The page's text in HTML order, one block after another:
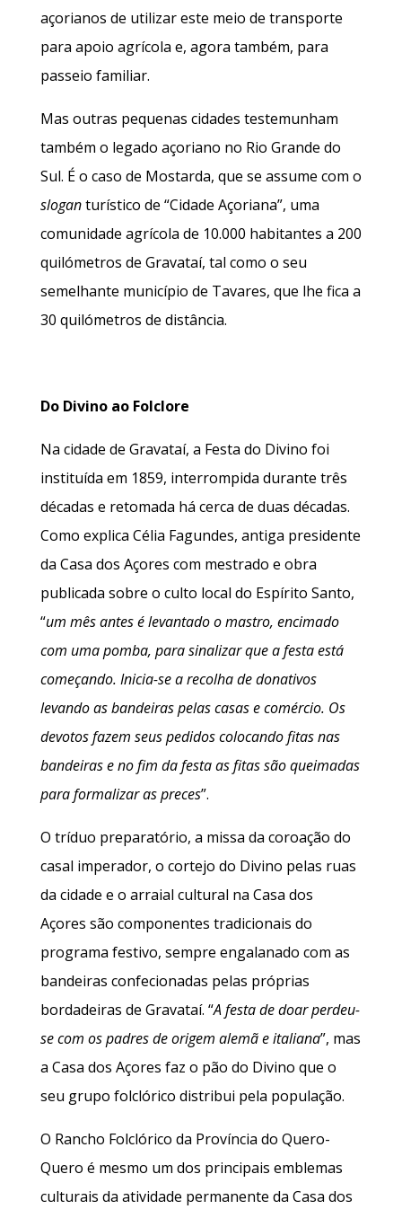
açorianos de utilizar este meio de transporte
para apoio agrícola e, agora também, para
passeio familiar.
Mas outras pequenas cidades testemunham
também o legado açoriano no Rio Grande do
Sul. É o caso de Mostarda, que se assume com o
sloganturístico de “Cidade Açoriana”, uma
comunidade agrícola de 10.000 habitantes a 200
quilómetros de Gravataí, tal como o seu
semelhante município de Tavares, que lhe fica a
30 quilómetros de distância.
Do Divino ao Folclore
Na cidade de Gravataí, a Festa do Divino foi
instituída em 1859, interrompida durante três
décadas e retomada há cerca de duas décadas.
Como explica Célia Fagundes, antiga presidente
da Casa dos Açores com mestrado e obra
publicada sobre o culto local do Espírito Santo,
“um mês antes é levantado o mastro, encimado
com uma pomba, para sinalizar que a festa está
começando. Inicia-se a recolha de donativos
levando as bandeiras pelas casas e comércio. Os
devotos fazem seus pedidos colocando fitas nas
bandeiras e no fim da festa as fitas são queimadas
para formalizar as preces”.
O tríduo preparatório, a missa da coroação do
casal imperador, o cortejo do Divino pelas ruas
da cidade e o arraial cultural na Casa dos
Açores são componentes tradicionais do
programa festivo, sempre engalanado com as
bandeiras confecionadas pelas próprias
bordadeiras de Gravataí. “A festa de doar perdeu-
se com os padres de origem alemã e italiana”, mas
a Casa dos Açores faz o pão do Divino que o
seu grupo folclórico distribui pela população.
O Rancho Folclórico da Província do Quero-
Quero é mesmo um dos principais emblemas
culturais da atividade permanente da Casa dos